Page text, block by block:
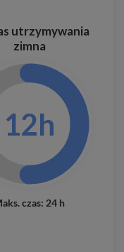
utrzymywania
zimna
12h
czas: 24 h